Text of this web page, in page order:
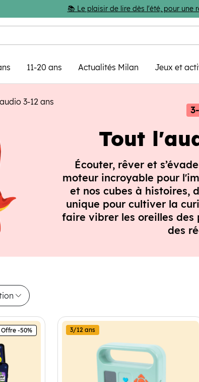
📚 Le plaisir de lire dès l'été, pour une
11-20 ans Actualités Milan Jeux et
3-12 ans
Tout
Écouter, rêver et
moteur incroyable pour
et nos cubes à histoires,
unique pour cultiver la
faire vibrer les oreilles
des
Offre -50% 3/12 ans